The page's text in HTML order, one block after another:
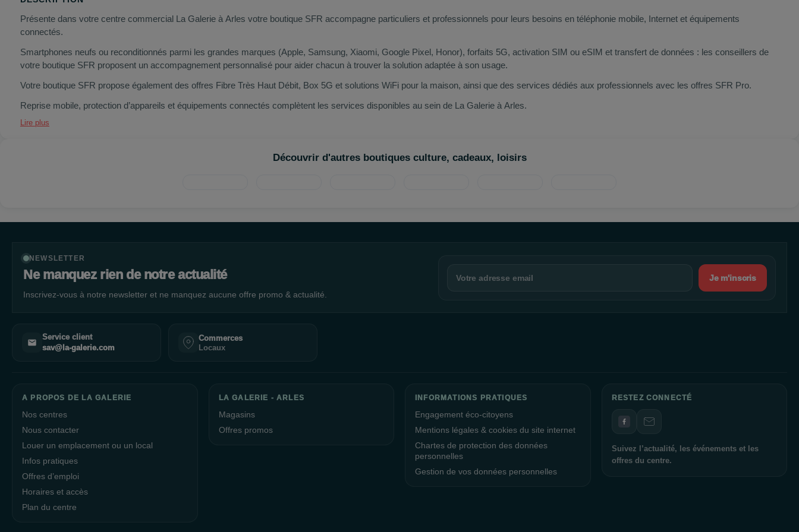
Présente dans votre centre commercial La Galerie à Arles votre boutique SFR accompagne particuliers et professionnels pour leurs besoins en téléphonie mobile, Internet et équipements
connectés.
Smartphones neufs ou reconditionnés parmi les grandes marques (Apple, Samsung, Xiaomi, Google Pixel, Honor), forfaits 5G, activation SIM ou eSIM et transfert de données : les conseillers de
votre boutique SFR proposent un accompagnement personnalisé pour aider chacun à trouver la solution adaptée à son usage.
Votre boutique SFR propose également des offres Fibre Très Haut Débit, Box 5G et solutions WiFi pour la maison, ainsi que des services dédiés aux professionnels avec les offres SFR Pro.
Reprise mobile, protection d’appareils et équipements connectés complètent les services disponibles au sein de La Galerie à Arles.
Lire plus
Découvrir d'autres boutiques culture, cadeaux, loisirs
NEWSLETTER
Ne manquez rien de notre actualité
Inscrivez-vous à notre newsletter et ne manquez aucune offre promo & actualité.
Je m'inscris
Service client
sav@la-galerie.com
Commerces
Locaux
A PROPOS DE LA GALERIE
Nos centres
Nous contacter
Louer un emplacement ou un local
Infos pratiques
Offres d’emploi
Horaires et accès
Plan du centre
LA GALERIE - ARLES
Magasins
Offres promos
INFORMATIONS PRATIQUES
Engagement éco-citoyens
Mentions légales & cookies du site internet
Chartes de protection des données
personnelles
Gestion de vos données personnelles
RESTEZ CONNECTÉ
Suivez l’actualité, les événements et les
offres du centre.